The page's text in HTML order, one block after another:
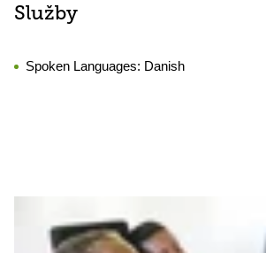
Služby
Spoken Languages: Danish